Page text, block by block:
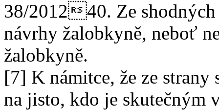
38/201240. Ze
návrhy žalobkyně, neboť
žalobkyně.
[7] K námitce, že ze strany
na jisto, kdo je skutečným